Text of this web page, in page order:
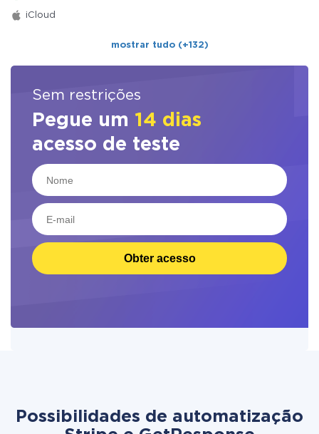
iCloud
mostrar tudo (+132)
Sem restrições
Pegue um 14 dias
acesso de teste
Obter acesso
Possibilidades de automatização